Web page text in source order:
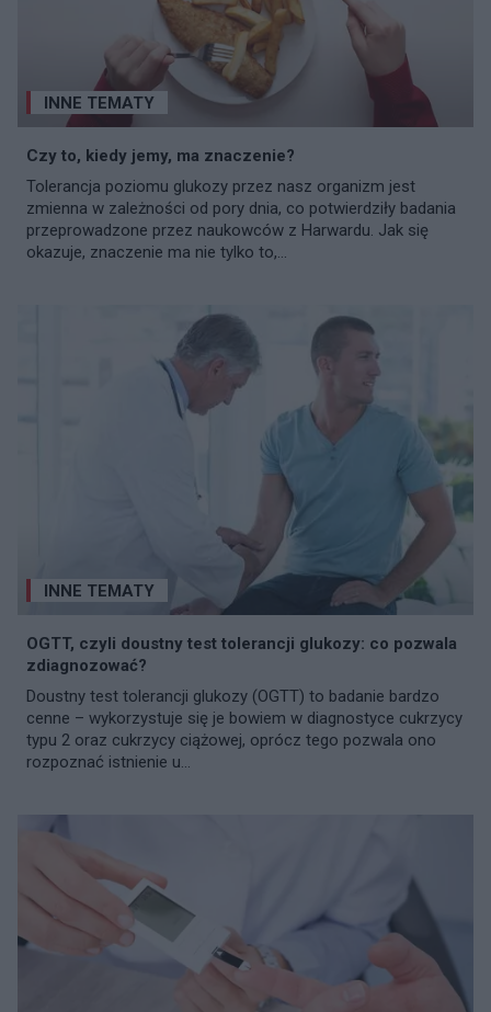
INNE TEMATY
Czy to, kiedy jemy, ma znaczenie?
Tolerancja poziomu glukozy przez nasz organizm jest
zmienna w zależności od pory dnia, co potwierdziły badania
przeprowadzone przez naukowców z Harwardu. Jak się
okazuje, znaczenie ma nie tylko to,...
INNE TEMATY
OGTT, czyli doustny test tolerancji glukozy: co pozwala
zdiagnozować?
Doustny test tolerancji glukozy (OGTT) to badanie bardzo
cenne – wykorzystuje się je bowiem w diagnostyce cukrzycy
typu 2 oraz cukrzycy ciążowej, oprócz tego pozwala ono
rozpoznać istnienie u...